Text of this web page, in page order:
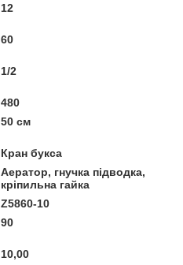
12
60
1/2
480
50 см
Кран букса
Аератор, гнучка підводка,
кріпильна гайка
Z5860-10
90
10,00